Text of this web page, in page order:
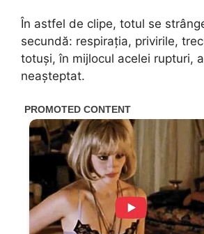
În astfel de clipe, totul se
secundă: respirația, privirile,
totuși, în mijlocul acelei rupturi,
neașteptat.